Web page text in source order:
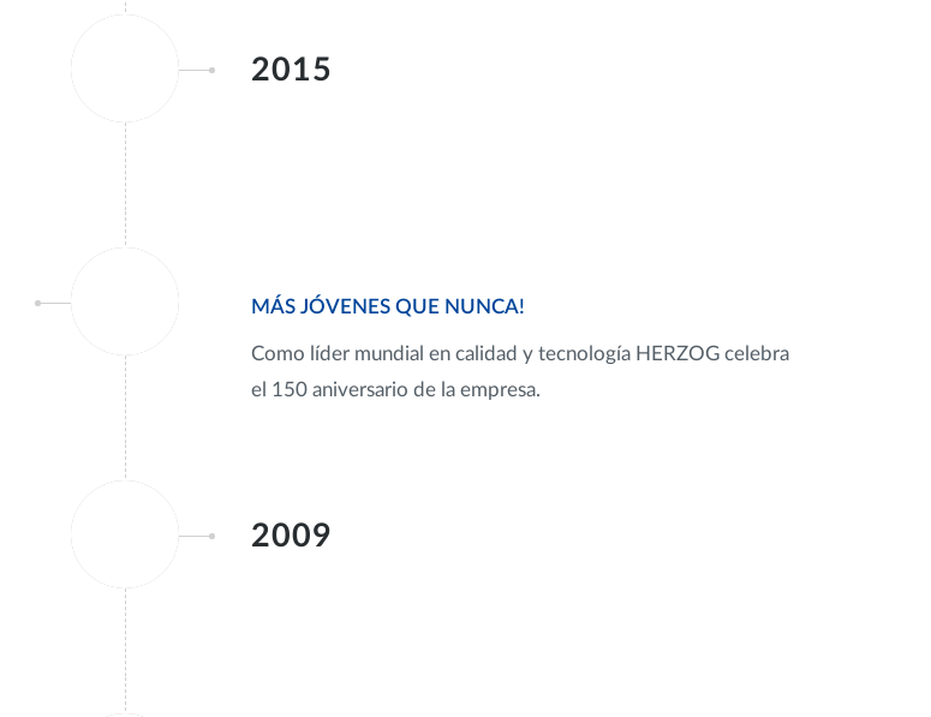
2015
MÁS JÓVENES QUE NUNCA!
Como líder mundial en calidad y tecnología HERZOG celebra
el 150 aniversario de la empresa.
2009